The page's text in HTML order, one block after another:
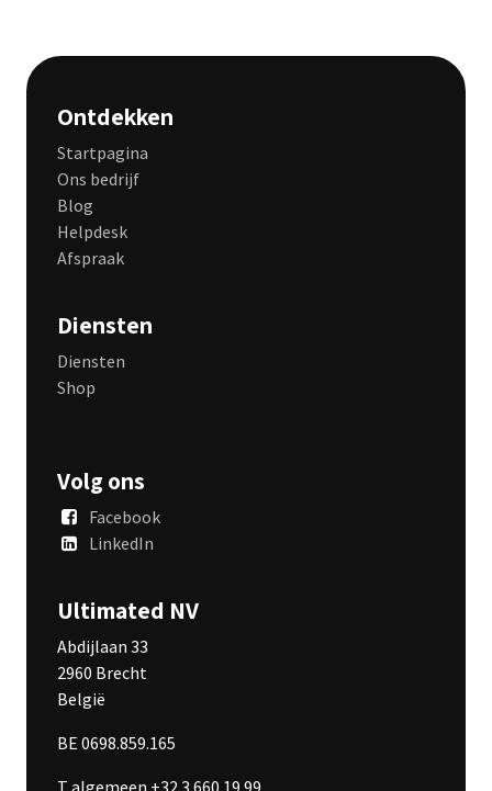
Ontdekken
Startpagina
Ons bedrijf
Blog
Helpdesk
Afspraak
Diensten
Diensten
Shop
Volg ons
Facebook
LinkedIn
Ultimated NV
Abdijlaan 33
2960 Brecht
België
BE 0698.859.165
T algemeen +32 3 660 19 99